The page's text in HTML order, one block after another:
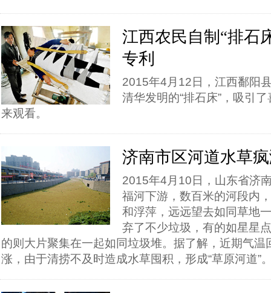
江西农民自制“排石
专利
2015年4月12日，江西鄱阳
清华发明的“排石床”，吸引
来观看。
济南市区河道水草
2015年4月10日，山东省济
福河下游，数百米的河段内
和浮萍，远远望去如同草地
弃了不少垃圾，有的如星星
的则大片聚集在一起如同垃圾堆。据了解，近期气温
涨，由于清捞不及时造成水草囤积，形成“草原河道”